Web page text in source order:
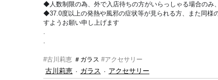
◆人数制限の為、外で入店待ちの方がいらっしゃる場合のみ
◆37.0度以上の発熱や風邪の症状等が見られる方、また同様
すようお願い申し上げます
.
.
#古川莉恵 ＃ガラス #アクセサリー
古川莉恵 ガラス アクセサリー